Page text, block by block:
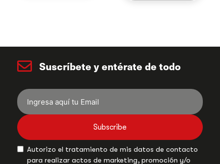
Suscríbete y entérate de todo
Subscribe
Autorizo el tratamiento de mis datos de contacto
para realizar actos de marketing, promoción y/o